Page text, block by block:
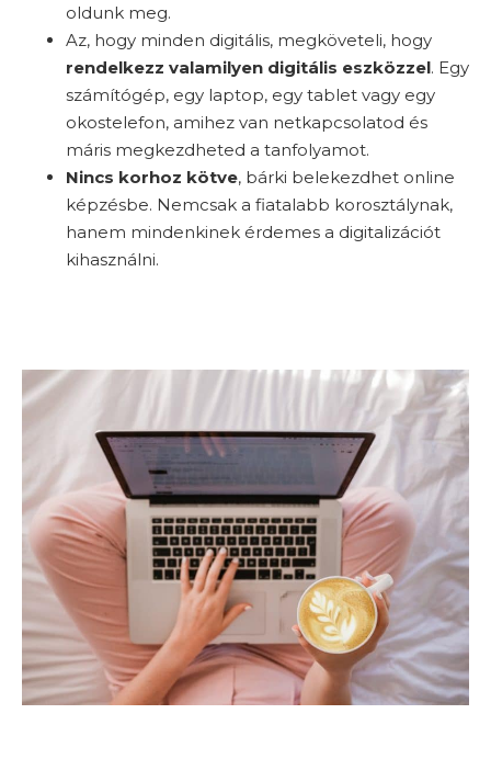
oldunk meg.
Az, hogy minden digitális, megköveteli, hogy
rendelkezz valamilyen digitális eszközzel. Egy
számítógép, egy laptop, egy tablet vagy egy
okostelefon, amihez van netkapcsolatod és
máris megkezdheted a tanfolyamot.
Nincs korhoz kötve, bárki belekezdhet online
képzésbe. Nemcsak a fiatalabb korosztálynak,
hanem mindenkinek érdemes a digitalizációt
kihasználni.